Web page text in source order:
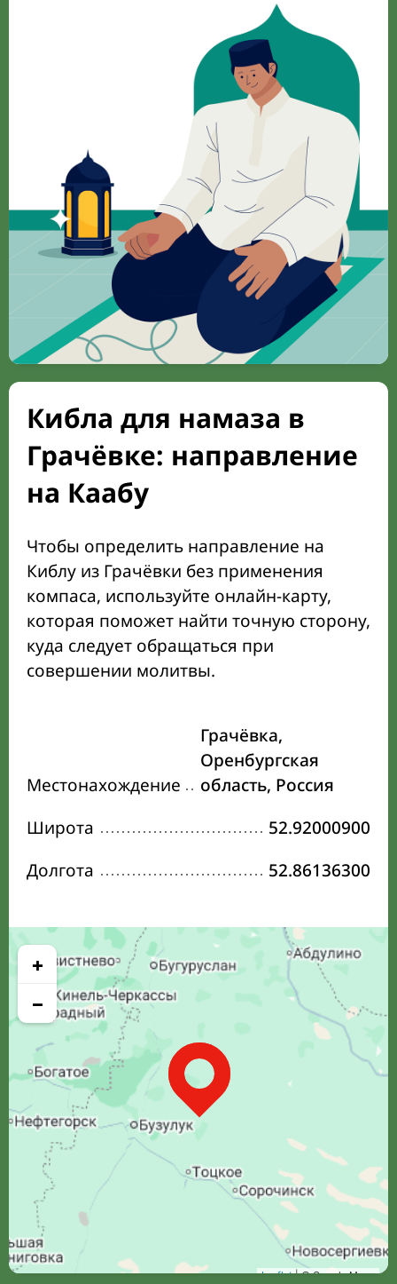
Кибла для намаза в
Грачёвке: направление
на Каабу
Чтобы определить направление на
Киблу из Грачёвки без применения
компаса, используйте онлайн-карту,
которая поможет найти точную сторону,
куда следует обращаться при
совершении молитвы.
Местонахождение
Грачёвка,
Оренбургская
область, Россия
Широта
52.92000900
Долгота
52.86136300
+
−
Leaflet| © Google Maps